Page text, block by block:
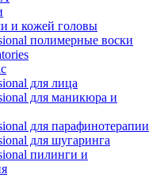
и кожей головы
полимерные воски
для лица
для маникюра и
для парафинотерапии
для шугаринга
пилинги и